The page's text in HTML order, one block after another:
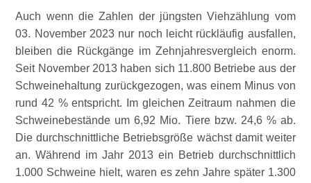
Auch wenn die Zahlen der jüngsten Viehzählung vom
03. November 2023 nur noch leicht rückläufig ausfallen,
bleiben die Rückgänge im Zehnjahresvergleich enorm.
Seit November 2013 haben sich 11.800 Betriebe aus der
Schweinehaltung zurückgezogen, was einem Minus von
rund 42 % entspricht. Im gleichen Zeitraum nahmen die
Schweinebestände um 6,92 Mio. Tiere bzw. 24,6 % ab.
Die durchschnittliche Betriebsgröße wächst damit weiter
an. Während im Jahr 2013 ein Betrieb durchschnittlich
1.000 Schweine hielt, waren es zehn Jahre später 1.300